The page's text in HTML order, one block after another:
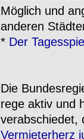
Möglich und
anderen
* Der
Die
rege aktiv und
verabschiedet,
Vermieterherz